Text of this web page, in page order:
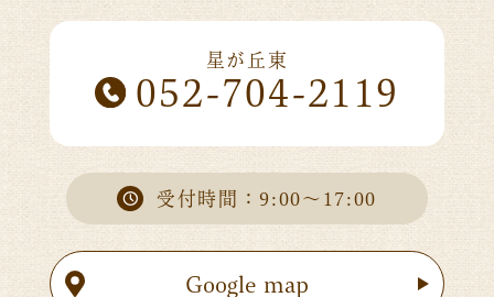
星が丘東
052-704-2119
受付時間：9:00～17:00
Google map